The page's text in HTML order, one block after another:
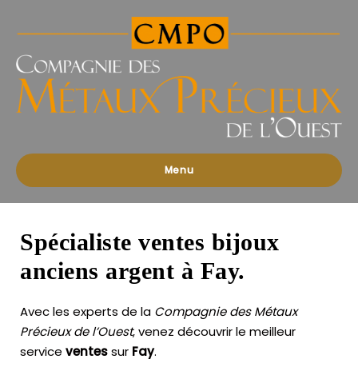
des
Précieux
l'Ouest
Menu
Spécialiste ventes bijoux
anciens argent à Fay.
Avec les experts de la Compagnie des Métaux
Précieux de l’Ouest, venez découvrir le meilleur
service ventessur Fay.